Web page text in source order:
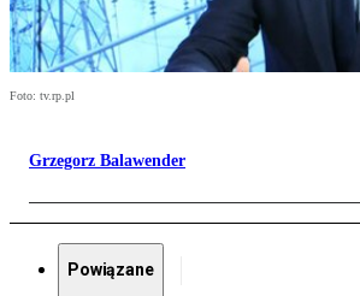
Foto: tv.rp.pl
Grzegorz Balawender
Powiązane